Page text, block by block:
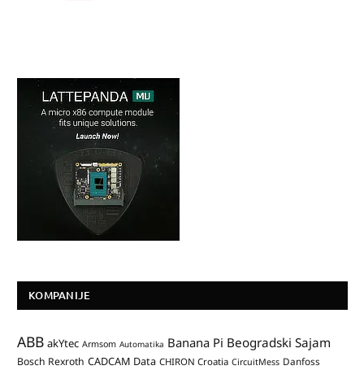
KOMPANIJE
ABB akYtec Armsom Automatika Banana Pi Beogradski Sajam
Bosch Rexroth CADCAM Data CHIRON Croatia CircuitMess Danfoss